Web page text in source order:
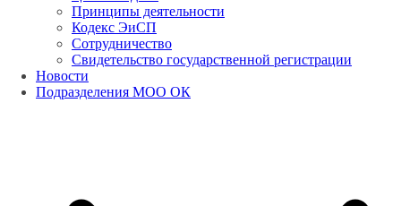
Принципы деятельности
Кодекс ЭиСП
Сотрудничество
Свидетельство государственной регистрации
Новости
Подразделения МОО ОК